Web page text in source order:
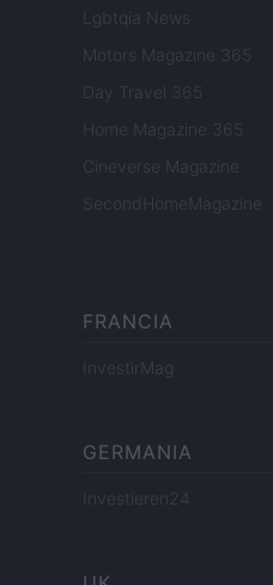
Lgbtqia News
Motors Magazine 365
Day Travel 365
Home Magazine 365
Cineverse Magazine
SecondHomeMagazine
FRANCIA
InvestirMag
GERMANIA
Investieren24